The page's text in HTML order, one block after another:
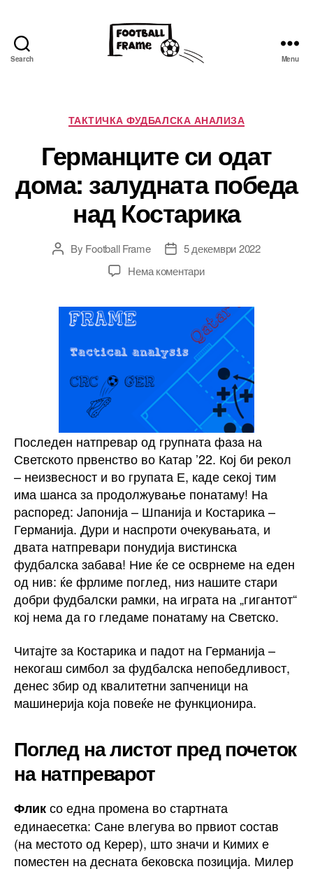
Search Menu
Categories
ТАКТИЧКА ФУДБАЛСКА АНАЛИЗА
Германците си одат
дома: залудната победа
над Костарика
PostBy Football Frame
Post5 декември 2022
Нема коментариза
одат
дома:
залудната
победа
над
Костарика
Последен натпревар од групната фаза на
Светското првенство во Катар ’22. Кој би рекол
– неизвесност и во групата Е, каде секој тим
има шанса за продолжување понатаму! На
распоред: Jапонија – Шпанија и Костарика –
Германија. Дури и наспроти очекувањата, и
двата натпревари понудија вистинска
фудбалска забава! Ние ќе се осврнеме на еден
од нив: ќе фрлиме поглед, низ нашите стари
добри фудбалски рамки, на играта на „гигантот“
кој нема да го гледаме понатаму на Светско.
Читајте за Костарика и падот на Германија –
некогаш симбол за фудбалска непобедливост,
денес збир од квалитетни запченици на
машинерија која повеќе не функционира.
Поглед на листот пред почеток
на натпреварот
Фликсо една промена во стартната
единаесетка: Сане влегува во првиот состав
(на местото од Керер), што значи и Кимих е
поместен на десната бековска позиција. Милер